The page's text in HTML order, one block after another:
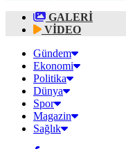
GALERİ
VİDEO
Gündem
Ekonomi
Politika
Dünya
Spor
Magazin
Sağlık